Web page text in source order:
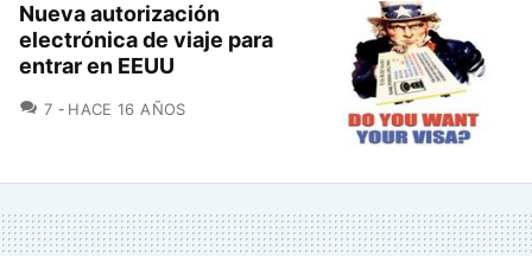
Nueva autorización
electrónica de viaje para
entrar en EEUU
7 COMENTARIOS
HACE 16 AÑOS